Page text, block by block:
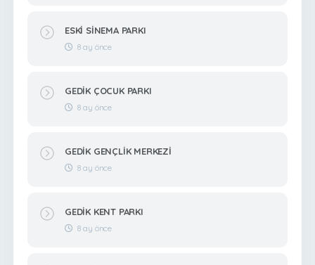
ESKİ SİNEMA PARKI
8 ay önce
GEDİK ÇOCUK PARKI
8 ay önce
GEDİK GENÇLİK MERKEZİ
8 ay önce
GEDİK KENT PARKI
8 ay önce